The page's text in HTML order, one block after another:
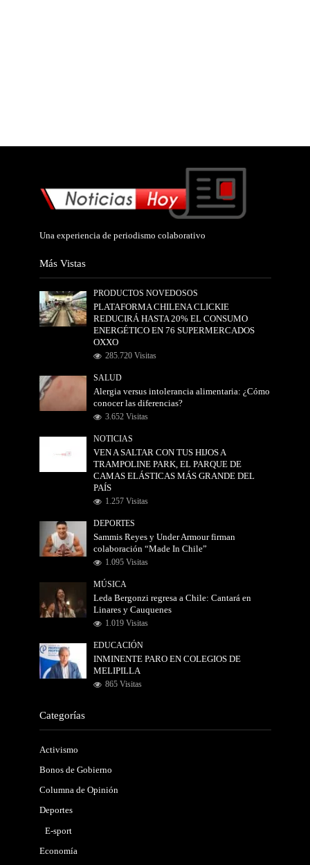
Una experiencia de periodismo colaborativo
Más Vistas
PRODUCTOS NOVEDOSOS
PLATAFORMA CHILENA CLICKIE
REDUCIRÁ HASTA 20% EL CONSUMO
ENERGÉTICO EN 76 SUPERMERCADOS
OXXO
285.720 Visitas
SALUD
Alergia versus intolerancia alimentaria: ¿Cómo
conocer las diferencias?
3.652 Visitas
NOTICIAS
VEN A SALTAR CON TUS HIJOS A
TRAMPOLINE PARK, EL PARQUE DE
CAMAS ELÁSTICAS MÁS GRANDE DEL
PAÍS
1.257 Visitas
DEPORTES
Sammis Reyes y Under Armour firman
colaboración “Made In Chile”
1.095 Visitas
MÚSICA
Leda Bergonzi regresa a Chile: Cantará en
Linares y Cauquenes
1.019 Visitas
EDUCACIÓN
INMINENTE PARO EN COLEGIOS DE
MELIPILLA
865 Visitas
Categorías
Activismo
Bonos de Gobierno
Columna de Opinión
Deportes
E-sport
Economía